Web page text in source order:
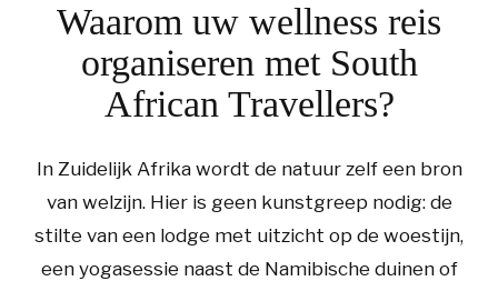
Waarom uw wellness reis
organiseren met South
African Travellers?
In Zuidelijk Afrika wordt de natuur zelf een bron
van welzijn. Hier is geen kunstgreep nodig: de
stilte van een lodge met uitzicht op de woestijn,
een yogasessie naast de Namibische duinen of